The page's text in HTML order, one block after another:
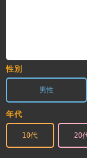
性別
男性
年代
10代 20